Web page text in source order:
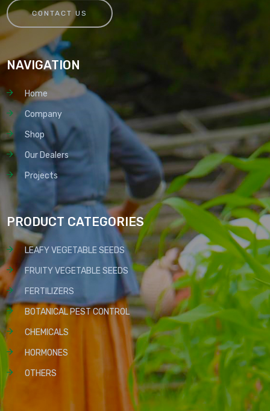
CONTACT US
NAVIGATION
Home
Company
Shop
Our Dealers
Projects
PRODUCT CATEGORIES
LEAFY VEGETABLE SEEDS
FRUITY VEGETABLE SEEDS
FERTILIZERS
BOTANICAL PEST CONTROL
CHEMICALS
HORMONES
OTHERS